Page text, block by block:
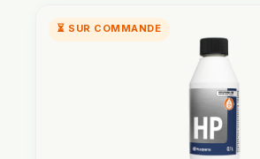
⏳ SUR COMMANDE